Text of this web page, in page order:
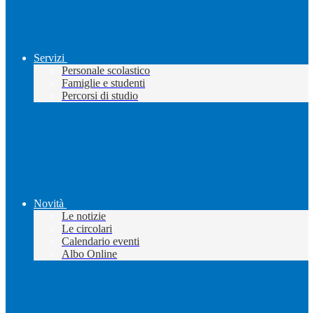
Servizi
Personale scolastico
Famiglie e studenti
Percorsi di studio
Novità
Le notizie
Le circolari
Calendario eventi
Albo Online